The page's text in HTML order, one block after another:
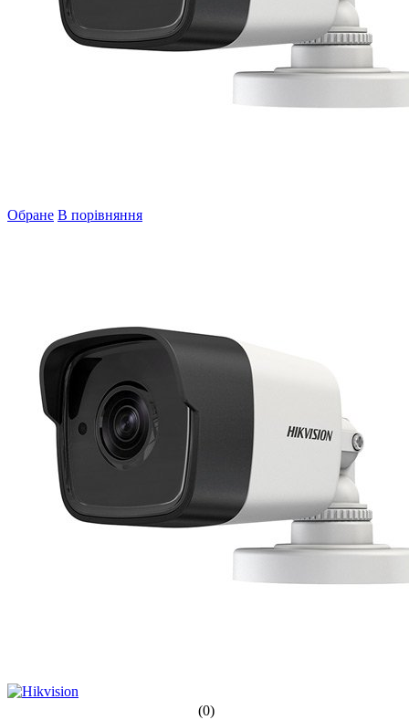
Обране В порівняння
(0)